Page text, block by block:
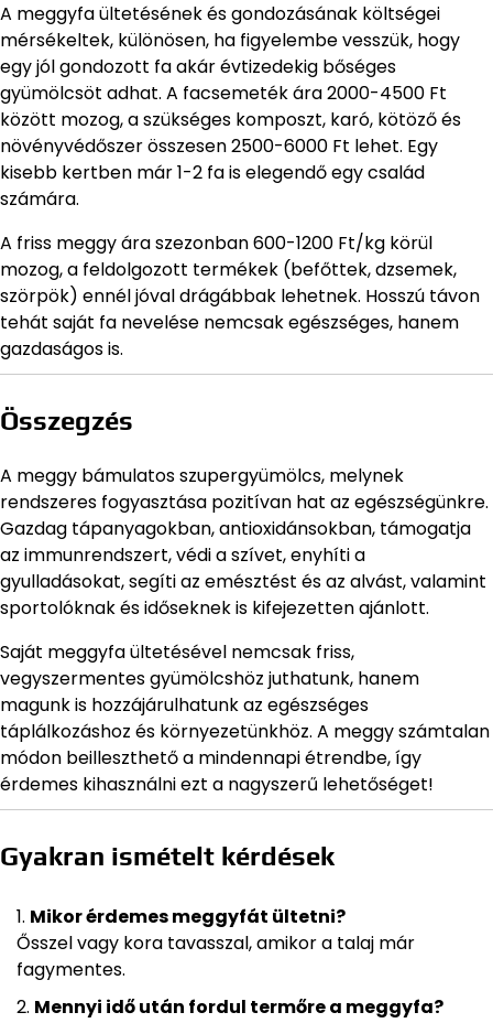
A meggyfa ültetésének és gondozásának költségei
mérsékeltek, különösen, ha figyelembe vesszük, hogy
egy jól gondozott fa akár évtizedekig bőséges
gyümölcsöt adhat. A facsemeték ára 2000-4500 Ft
között mozog, a szükséges komposzt, karó, kötöző és
növényvédőszer összesen 2500-6000 Ft lehet. Egy
kisebb kertben már 1-2 fa is elegendő egy család
számára.
A friss meggy ára szezonban 600-1200 Ft/kg körül
mozog, a feldolgozott termékek (befőttek, dzsemek,
szörpök) ennél jóval drágábbak lehetnek. Hosszú távon
tehát saját fa nevelése nemcsak egészséges, hanem
gazdaságos is.
Összegzés
A meggy bámulatos szupergyümölcs, melynek
rendszeres fogyasztása pozitívan hat az egészségünkre.
Gazdag tápanyagokban, antioxidánsokban, támogatja
az immunrendszert, védi a szívet, enyhíti a
gyulladásokat, segíti az emésztést és az alvást, valamint
sportolóknak és időseknek is kifejezetten ajánlott.
Saját meggyfa ültetésével nemcsak friss,
vegyszermentes gyümölcshöz juthatunk, hanem
magunk is hozzájárulhatunk az egészséges
táplálkozáshoz és környezetünkhöz. A meggy számtalan
módon beilleszthető a mindennapi étrendbe, így
érdemes kihasználni ezt a nagyszerű lehetőséget!
Gyakran ismételt kérdések
Mikor érdemes meggyfát ültetni?
Ősszel vagy kora tavasszal, amikor a talaj már
fagymentes.
Mennyi idő után fordul termőre a meggyfa?